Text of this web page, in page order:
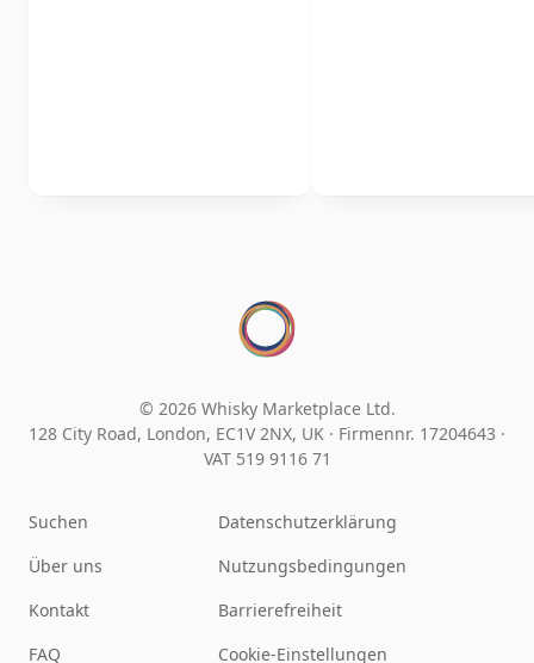
© 2026 Whisky Marketplace Ltd.
128 City Road, London, EC1V 2NX, UK · Firmennr. 17204643 ·
VAT 519 9116 71
Suchen
Über uns
Kontakt
FAQ
Datenschutzerklärung
Nutzungsbedingungen
Barrierefreiheit
Cookie-Einstellungen